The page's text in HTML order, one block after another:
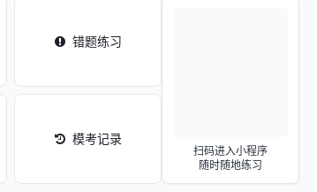
错题练习
模考记录
扫码进入小程序
随时随地练习